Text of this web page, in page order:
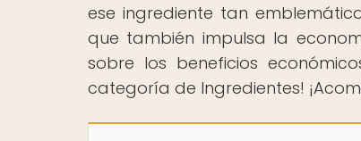
ese ingrediente tan
que también impulsa la
sobre los beneficios
categoría de Ingredientes!